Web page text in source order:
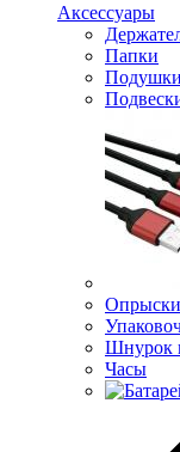
Аксессуары
Папки
Подушки
Шнурок
Часы